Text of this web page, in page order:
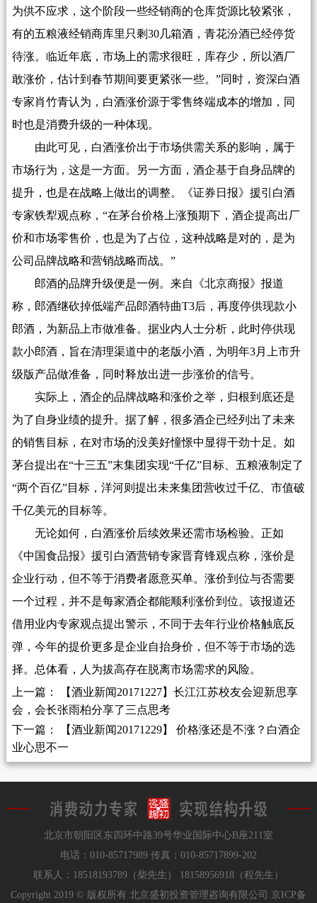
为供不应求，这个阶段一些经销商的仓库货源比较紧张，
有的五粮液经销商库里只剩30几箱酒，青花汾酒已经停货
待涨。临近年底，市场上的需求很旺，库存少，所以酒厂
敢涨价，估计到春节期间要更紧张一些。”同时，资深白酒
专家肖竹青认为，白酒涨价源于零售终端成本的增加，同
时也是消费升级的一种体现。
由此可见，白酒涨价出于市场供需关系的影响，属于
市场行为，这是一方面。另一方面，酒企基于自身品牌的
提升，也是在战略上做出的调整。《证券日报》援引白酒
专家铁犁观点称，“在茅台价格上涨预期下，酒企提高出厂
价和市场零售价，也是为了占位，这种战略是对的，是为
公司品牌战略和营销战略而战。”
郎酒的品牌升级便是一例。来自《北京商报》报道
称，郎酒继砍掉低端产品郎酒特曲T3后，再度停供现款小
郎酒，为新品上市做准备。据业内人士分析，此时停供现
款小郎酒，旨在清理渠道中的老版小酒，为明年3月上市升
级版产品做准备，同时释放出进一步涨价的信号。
实际上，酒企的品牌战略和涨价之举，归根到底还是
为了自身业绩的提升。据了解，很多酒企已经列出了未来
的销售目标，在对市场的没美好憧憬中显得干劲十足。如
茅台提出在“十三五”末集团实现“千亿”目标、五粮液制定了
“两个百亿”目标，洋河则提出未来集团营收过千亿、市值破
千亿美元的目标等。
无论如何，白酒涨价后续效果还需市场检验。正如
《中国食品报》援引白酒营销专家晋育锋观点称，涨价是
企业行动，但不等于消费者愿意买单。涨价到位与否需要
一个过程，并不是每家酒企都能顺利涨价到位。该报道还
借用业内专家观点提出警示，不同于去年行业价格触底反
弹，今年的提价更多是企业自抬身价，但不等于市场的选
择。总体看，人为拔高存在脱离市场需求的风险。
上一篇： 【酒业新闻20171227】长江江苏校友会迎新思享
会，会长张雨柏分享了三点思考
下一篇： 【酒业新闻20171229】 价格涨还是不涨？白酒企
业心思不一
北京市朝阳区东四环中路39号华业国际中心B座211室
电话：010-85717989 传真：010-85717899-202
联系人：18518193789（柴先生）
18158956918（程先生）
Copyright 2019 © 版权所有 北京盛初投资管理咨询有限公司 京ICP备